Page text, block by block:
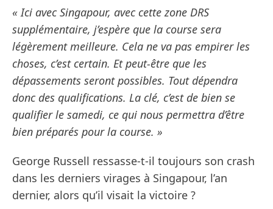
« Ici avec Singapour, avec cette zone DRS
supplémentaire, j’espère que la course sera
légèrement meilleure. Cela ne va pas empirer les
choses, c’est certain. Et peut-être que les
dépassements seront possibles. Tout dépendra
donc des qualifications. La clé, c’est de bien se
qualifier le samedi, ce qui nous permettra d’être
bien préparés pour la course. »
George Russell ressasse-t-il toujours son crash
dans les derniers virages à Singapour, l’an
dernier, alors qu’il visait la victoire ?